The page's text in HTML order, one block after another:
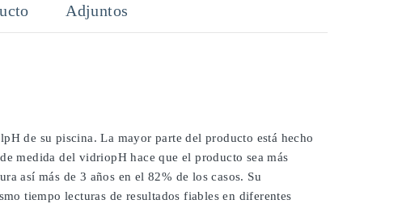
Adjuntos
de su piscina. La mayor parte del producto está hecho
medida del vidriopH hace que el producto sea más
así más de 3 años en el 82% de los casos. Su
tiempo lecturas de resultados fiables en diferentes